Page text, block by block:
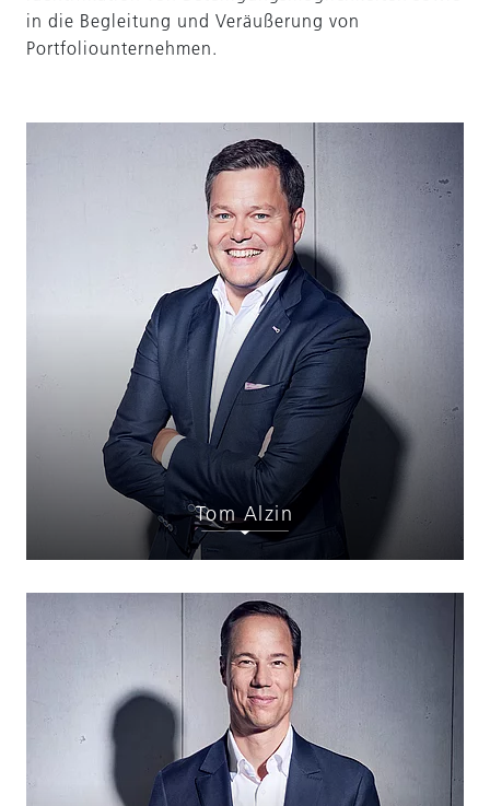
in die Begleitung und Veräußerung von
Portfoliounternehmen.
Tom Alzin